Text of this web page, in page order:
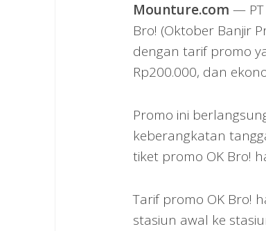
Mounture.com — PT
Bro! (Oktober Banjir
dengan tarif promo
Rp200.000, dan
Promo ini
keberangkatan
tiket promo OK Bro!
Tarif promo OK Bro!
stasiun awal ke